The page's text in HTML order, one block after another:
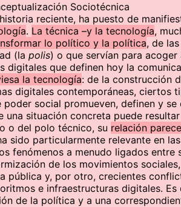
Sociotécnica
reciente, ha puesto de
. La técnica –y la tecnología,
lo político y la política, de
(la polis) o que servían para acoger
digitales que definen hoy la
la tecnología: de la construcción
digitales contemporáneas, ciertos
social promueven, definen y se
una situación concreta puede
o del polo técnico, su relación
sido particularmente relevante en
fenómenos a menudo ligados entre
de los movimientos
pública y, por otro, crecientes
e infraestructuras digitales. Es
de la política y a una